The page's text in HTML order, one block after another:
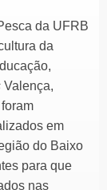
da UFRB
da
Valença,
em
do Baixo
para que
nas